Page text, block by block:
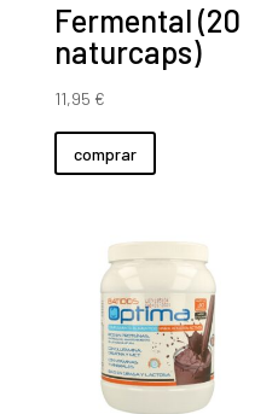
Fermental (20
naturcaps)
11,95 €
comprar